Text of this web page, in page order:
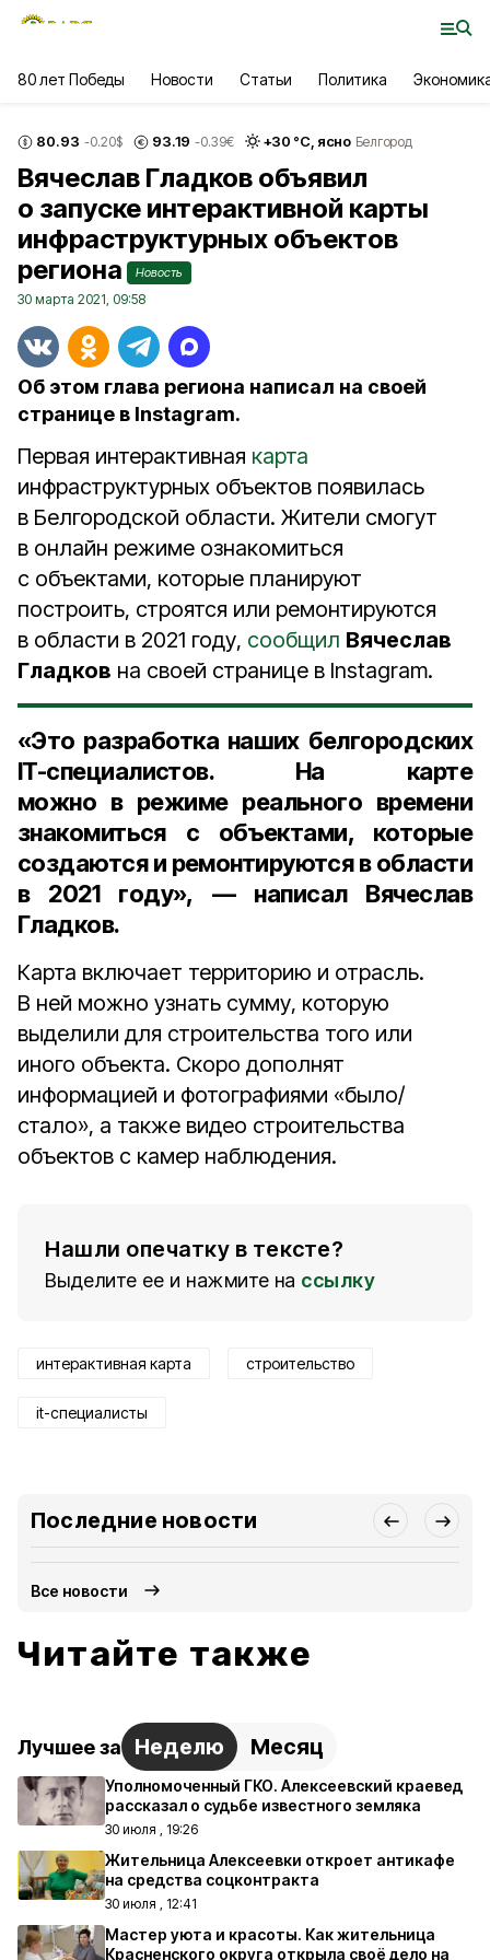
80 лет Победы Новости Статьи Политика
80.93 -0.20$ 93.19 -0.39€ +30 °С, ясно Белгород
Вячеслав Гладков объявил
о запуске интерактивной карты
инфраструктурных объектов
региона
Новость
30 марта 2021, 09:58
Об этом глава региона написал на своей
странице в Instagram.
Первая интерактивная карта
инфраструктурных объектов появилась
в Белгородской области. Жители смогут
в онлайн режиме ознакомиться
с объектами, которые планируют
построить, строятся или ремонтируются
в области в 2021 году, сообщил Вячеслав
Гладков на своей странице в Instagram.
«Это разработка наших белгородских
IT-специалистов. На карте
можно в режиме реального времени
знакомиться с объектами, которые
создаются и ремонтируются в области
в 2021 году», — написал Вячеслав
Гладков.
Карта включает территорию и отрасль.
В ней можно узнать сумму, которую
выделили для строительства того или
иного объекта. Скоро дополнят
информацией и фотографиями «было/
стало», а также видео строительства
объектов с камер наблюдения.
Нашли опечатку в тексте?
Выделите ее и нажмите на ссылку
интерактивная карта строительство
it-специалисты
Последние новости
Все новости
Читайте также
Лучшее за Неделю Месяц
Уполномоченный ГКО. Алексеевский краевед
рассказал о судьбе известного земляка
30 июля , 19:26
Жительница Алексеевки откроет антикафе
на средства соцконтракта
30 июля , 12:41
Мастер уюта и красоты. Как жительница
Красненского округа открыла своё дело на